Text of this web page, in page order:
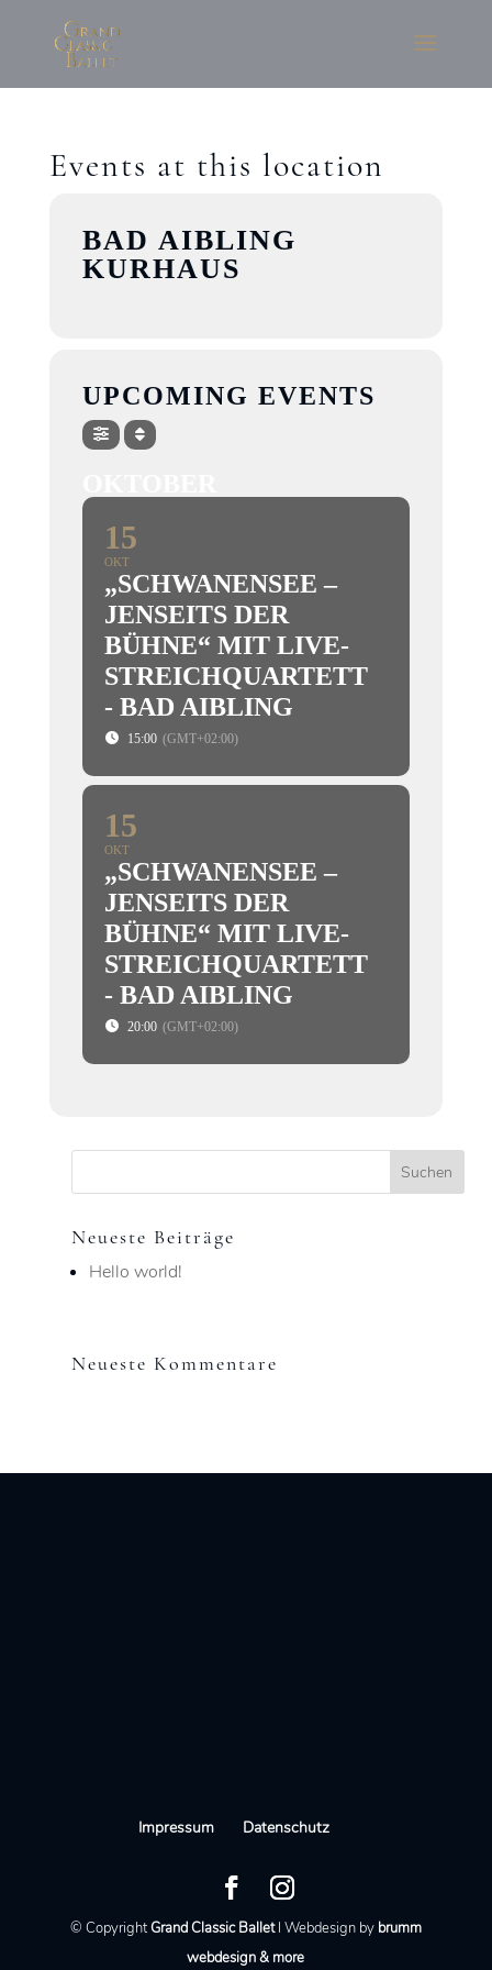
Events at this location
BAD AIBLING
KURHAUS
UPCOMING EVENTS
15
OKT
„SCHWANENSEE –
JENSEITS DER
BÜHNE“ MIT LIVE-
STREICHQUARTETT
- BAD AIBLING
15:00 (GMT+02:00)
15
OKT
„SCHWANENSEE –
JENSEITS DER
BÜHNE“ MIT LIVE-
STREICHQUARTETT
- BAD AIBLING
20:00 (GMT+02:00)
Neueste Beiträge
Hello world!
Neueste Kommentare
Impressum Datenschutz
© CopyrightGrand Classic BalletI Webdesign by brumm
webdesign & more